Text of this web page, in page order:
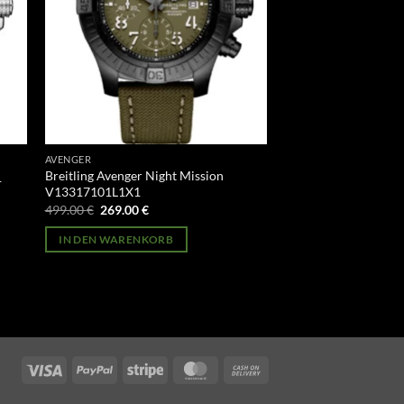
AVENGER
Breitling Avenger Night Mission
V13317101L1X1
499.00€ Ursprünglicher
war:
499.00 €
269.00€Aktueller
ist:
269.00 €.
IN DEN WARENKORB
Visa PayPal Stripe MasterCard